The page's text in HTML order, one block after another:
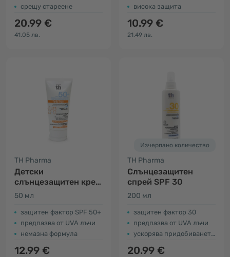
срещу стареене
20.99 €
41.05 лв.
висока защита
10.99 €
21.49 лв.
TH Pharma
Детски
слънцезащитен крем
за лице SPF 50+
50 мл
защитен фактор SPF 50+
предпазва от UVA лъчи
немазна формула
12.99 €
Изчерпано количество
TH Pharma
Слънцезащитен
спрей SPF 30
200 мл
защитен фактор 30
предпазва от UVA лъчи
ускорява придобиването на тен
20.99 €